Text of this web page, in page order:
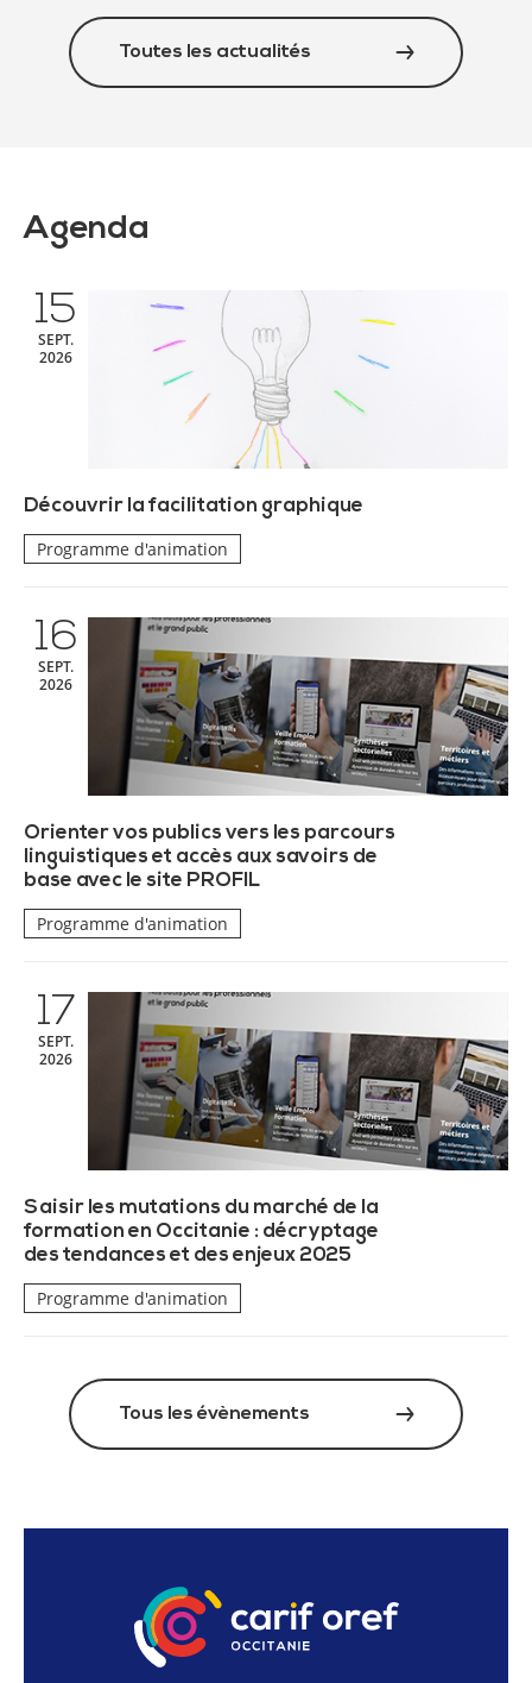
Toutes les actualités
Agenda
Découvrir la facilitation graphique
15
SEPT.
2026
Programme d'animation
Orienter vos publics vers les parcours
linguistiques et accès aux savoirs de
base avec le site PROFIL
16
SEPT.
2026
Programme d'animation
Saisir les mutations du marché de la
formation en Occitanie : décryptage
des tendances et des enjeux 2025
17
SEPT.
2026
Programme d'animation
Tous les évènements